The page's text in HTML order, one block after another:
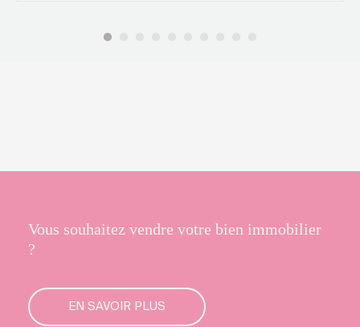
Vous souhaitez vendre votre bien immobilier
?
EN SAVOIR PLUS